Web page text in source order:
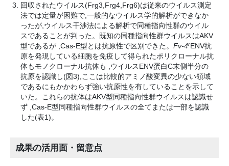
回収されたウイルス(Frg3,Frg4,Frg6)は従来のウイルス測定
法では定量が困難で,一般的なウイルス学的解析ができなか
ったが,ウイルス干渉法による解析で同種指向性群のウイル
スであることが判った。既知の同種指向性群ウイルスはAKV
型であるが ,Cas-E型とは抗原性で区別できた。 Fv-4rENV抗
原を発現している細胞を免疫して得られたポリクローナル抗
体もモノクローナル抗体も ,ウイルスENV蛋白C末側半分の
抗原を認識し(図3),ここは比較的アミノ酸変異の少ない領域
であるにもかかわらず強い抗原性を有していることを示して
いた。これらの抗体はAKV型同種指向性群ウイルスは認識せ
ず ,Cas-E型同種指向性群ウイルスの全てまたは一部を認識
した(表1)。
成果の活用面・留意点